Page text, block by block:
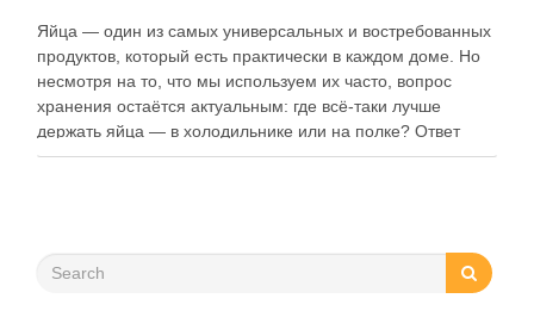
Яйца — один из самых универсальных и востребованных
продуктов, который есть практически в каждом доме. Но
несмотря на то, что мы используем их часто, вопрос
хранения остаётся актуальным: где всё-таки лучше
держать яйца — в холодильнике или на полке? Ответ
зависит от нескольких факторов, включая температуру